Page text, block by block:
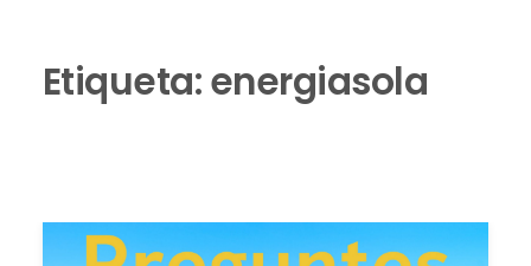
Etiqueta:energiasola